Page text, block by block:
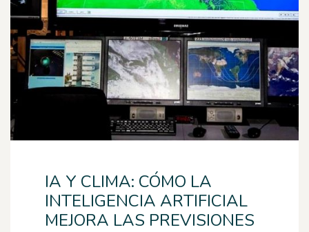
IA Y CLIMA: CÓMO LA
INTELIGENCIA ARTIFICIAL
MEJORA LAS PREVISIONES